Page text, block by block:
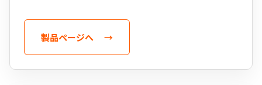
製品ページへ